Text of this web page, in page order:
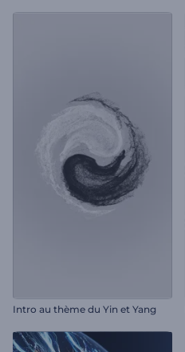
Intro au thème du Yin et Yang